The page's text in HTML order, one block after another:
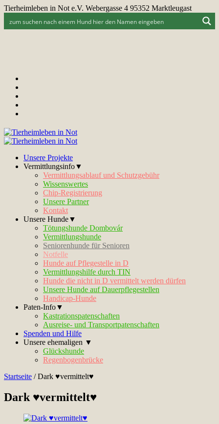
Tierheimleben in Not e.V. Webergasse 4 95352 Marktleugast
Unsere Projekte
Vermittlungsinfo▼
Vermittlungsablauf und Schutzgebühr
Wissenswertes
Chip-Registrierung
Unsere Partner
Kontakt
Unsere Hunde▼
Tötungshunde Dombovár
Vermittlungshunde
Seniorenhunde für Senioren
Notfelle
Hunde auf Pflegestelle in D
Vermittlungshilfe durch TIN
Hunde die nicht in D vermittelt werden dürfen
Unsere Hunde auf Dauerpflegestellen
Handicap-Hunde
Paten-Info▼
Kastrationspatenschaften
Ausreise- und Transportpatenschaften
Spenden und Hilfe
Unsere ehemaligen ▼
Glückshunde
Regenbogenbrücke
Startseite /Dark ♥vermittelt♥
Dark ♥vermittelt♥